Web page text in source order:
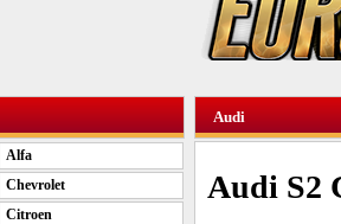
Audi
Audi S2
Alfa
Chevrolet
Citroen